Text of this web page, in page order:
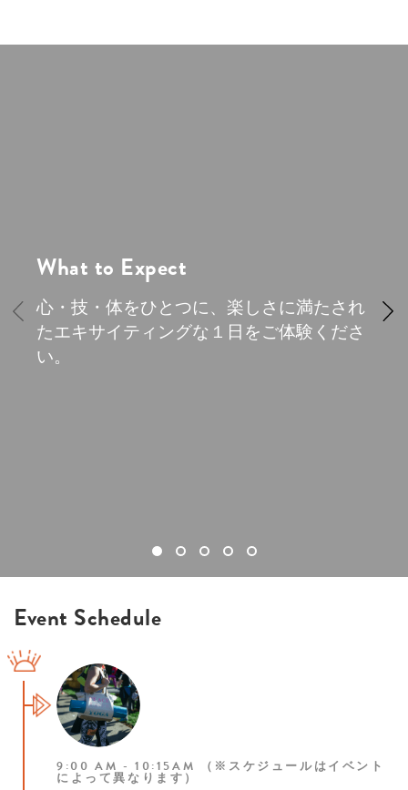
What to Expect
心・技・体をひとつに、楽しさに満たされ
たエキサイティングな１日をご体験くださ
い。
Event Schedule
9:00 AM - 10:15AM （※スケジュールはイベント
によって異なります）